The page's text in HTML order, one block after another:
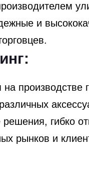
и
производстве
гибко
рынков и